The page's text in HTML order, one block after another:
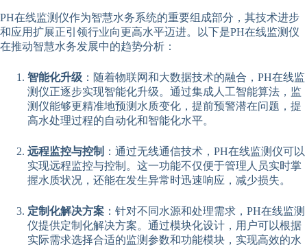
PH在线监测仪作为智慧水务系统的重要组成部分，其技术进步
和应用扩展正引领行业向更高水平迈进。以下是PH在线监测仪
在推动智慧水务发展中的趋势分析：
智能化升级 ：随着物联网和大数据技术的融合，PH在线监
测仪正逐步实现智能化升级。通过集成人工智能算法，监
测仪能够更精准地预测水质变化，提前预警潜在问题，提
高水处理过程的自动化和智能化水平。
远程监控与控制 ：通过无线通信技术，PH在线监测仪可以
实现远程监控与控制。这一功能不仅便于管理人员实时掌
握水质状况，还能在发生异常时迅速响应，减少损失。
定制化解决方案 ：针对不同水源和处理需求，PH在线监测
仪提供定制化解决方案。通过模块化设计，用户可以根据
实际需求选择合适的监测参数和功能模块，实现高效的水